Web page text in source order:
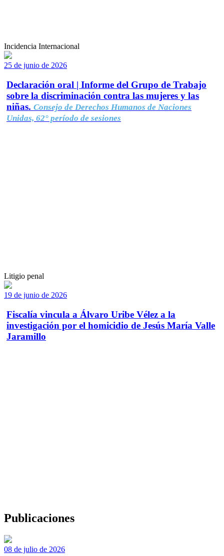
Incidencia Internacional
25 de junio de 2026
Declaración oral | Informe del Grupo de Trabajo
sobre la discriminación contra las mujeres y las
niñas. Consejo de Derechos Humanos de Naciones
Unidas, 62° período de sesiones
Litigio penal
19 de junio de 2026
Fiscalía vincula a Álvaro Uribe Vélez a la
investigación por el homicidio de Jesús María Valle
Jaramillo
Publicaciones
08 de julio de 2026